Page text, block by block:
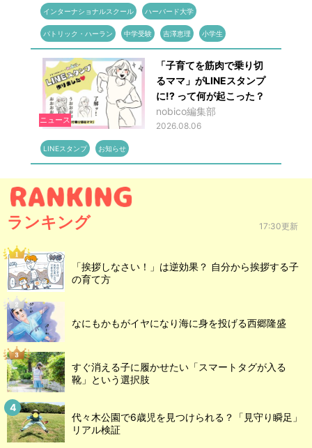
インターナショナルスクール ハーバード大学
パトリック・ハーラン 中学受験 吉澤恵理 小学生
ニュース
「子育てを筋肉で乗り切
るママ」がLINEスタンプ
に!? って何が起こった？
nobico編集部
2026.08.06
LINEスタンプ お知らせ
ランキング 17:30更新
「挨拶しなさい！」は逆効果？ 自分から挨拶する子
の育て方
なにもかもがイヤになり海に身を投げる西郷隆盛
すぐ消える子に履かせたい「スマートタグが入る
靴」という選択肢
代々木公園で6歳児を見つけられる？「見守り瞬足」
リアル検証